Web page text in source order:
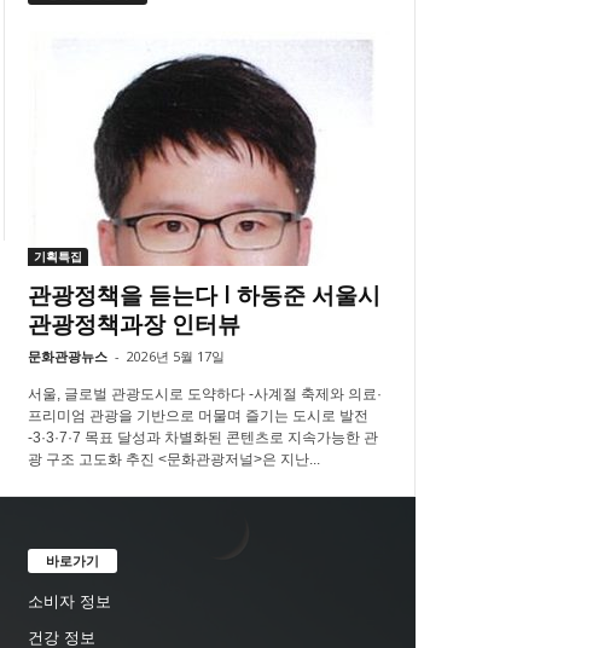
기획특집
관광정책을 듣는다 l 하동준 서울시
관광정책과장 인터뷰
문화관광뉴스 - 2026년 5월 17일
서울, 글로벌 관광도시로 도약하다 -사계절 축제와 의료·
프리미엄 관광을 기반으로 머물며 즐기는 도시로 발전
-3·3·7·7 목표 달성과 차별화된 콘텐츠로 지속가능한 관
광 구조 고도화 추진 <문화관광저널>은 지난...
바로가기
소비자 정보
건강 정보